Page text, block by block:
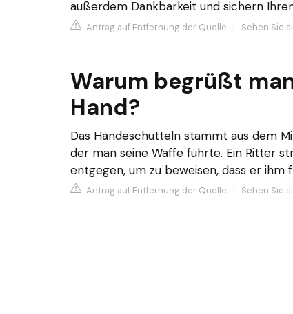
außerdem Dankbarkeit und sichern
Antrag auf Entfernung der Quelle | Sehen Sie
Warum begrüßt
Hand?
Das Händeschütteln stammt aus dem
der man seine Waffe führte. Ein Ritter
entgegen, um zu beweisen, dass er ihm
Antrag auf Entfernung der Quelle | Sehen Sie